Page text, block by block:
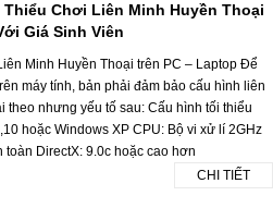
Thiểu Chơi Liên Minh Huyền Thoại
Giá Sinh Viên
Minh Huyền Thoại trên PC – Laptop Để
máy tính, bản phải đảm bảo cấu hình liên
theo nhưng yếu tố sau: Cấu hình tối thiểu
hoặc Windows XP CPU: Bộ vi xử lí 2GHz
toàn DirectX: 9.0c hoặc cao hơn
CHI TIẾT